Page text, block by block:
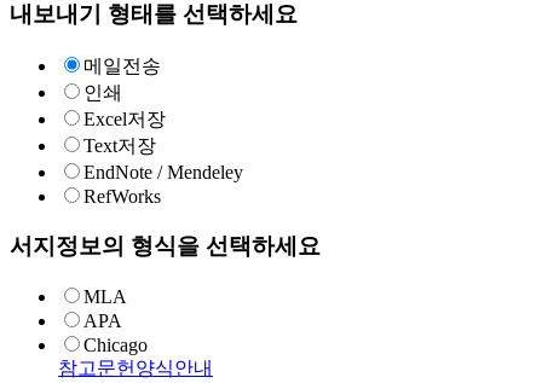
내보내기 형태를 선택하세요
메일전송
인쇄
Excel저장
Text저장
EndNote / Mendeley
RefWorks
서지정보의 형식을 선택하세요
MLA
APA
Chicago
참고문헌양식안내